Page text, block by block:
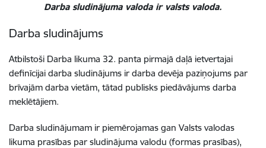
Darba sludinājuma valoda ir valsts valoda.
Darba sludinājums
Atbilstoši Darba likuma 32. panta pirmajā daļā ietvertajai
definīcijai darba sludinājums ir darba devēja paziņojums par
brīvajām darba vietām, tātad publisks piedāvājums darba
meklētājiem.
Darba sludinājumam ir piemērojamas gan Valsts valodas
likuma prasības par sludinājuma valodu (formas prasības),